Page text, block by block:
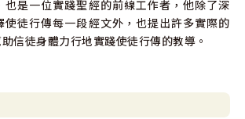
也是一位實踐聖經的前線工作者，他除了深
使徒行傳每一段經文外，也提出許多實際的
信徒身體力行地實踐使徒行傳的教導。